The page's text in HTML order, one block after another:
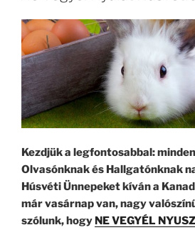
Kezdjük a legfontosabbal:
Olvasónknak és Hallgatónknak
Húsvéti Ünnepeket kíván a
már vasárnap van, nagy
szólunk, hogy NE VEGYÉL